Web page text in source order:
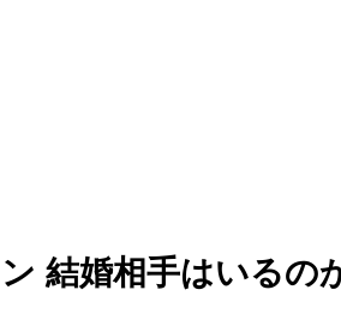
結婚相手はいるの